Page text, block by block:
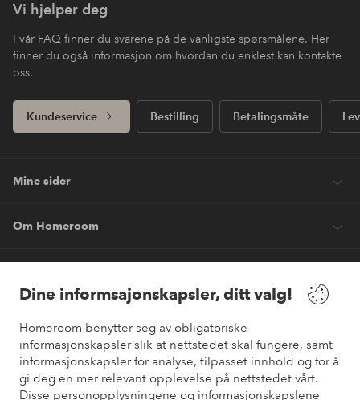
Dine informsajonskapsler, ditt valg!
Homeroom benytter seg av obligatoriske
informasjonskapsler slik at nettstedet skal fungere, samt
informasjonskapsler for analyse, tilpasset innhold og for å
gi deg en mer relevant opplevelse på nettstedet vårt.
Disse personopplysningene og informasjonskapslene
Vi hjelper deg
I vår FAQ finner du svarene på de vanligste spørsmålene. Her
finner du også informasjon om hvordan du enklest kan kontakte
oss.
Kundeservice Bestilling Betalingsmåte
Mine sider
Om Homeroom
Venner